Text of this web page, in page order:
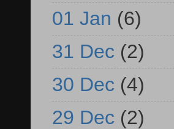
01 Jan (6)
31 Dec (2)
30 Dec (4)
29 Dec (2)